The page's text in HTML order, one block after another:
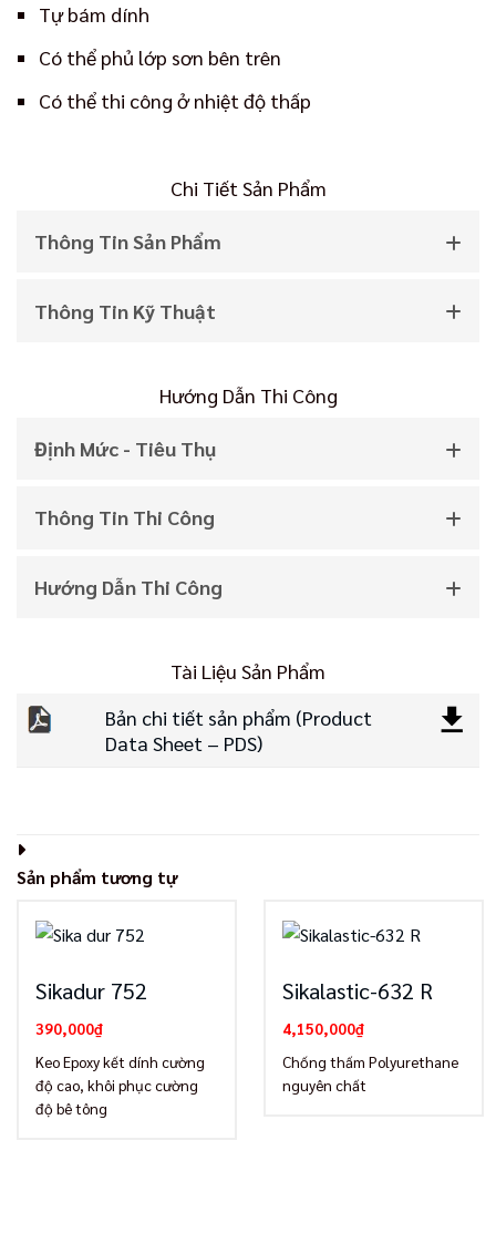
Tự bám dính
Có thể phủ lớp sơn bên trên
Có thể thi công ở nhiệt độ thấp
Chi Tiết Sản Phẩm
Thông Tin Sản Phẩm
Thông Tin Kỹ Thuật
Hướng Dẫn Thi Công
Định Mức - Tiêu Thụ
Thông Tin Thi Công
Hướng Dẫn Thi Công
Tài Liệu Sản Phẩm
Bản chi tiết sản phẩm (Product
Data Sheet – PDS)
Sản phẩm tương tự
Sikadur 752
390,000₫
Keo Epoxy kết dính cường
độ cao, khôi phục cường
độ bê tông
Sikalastic-632 R
4,150,000₫
Chống thấm Polyurethane
nguyên chất